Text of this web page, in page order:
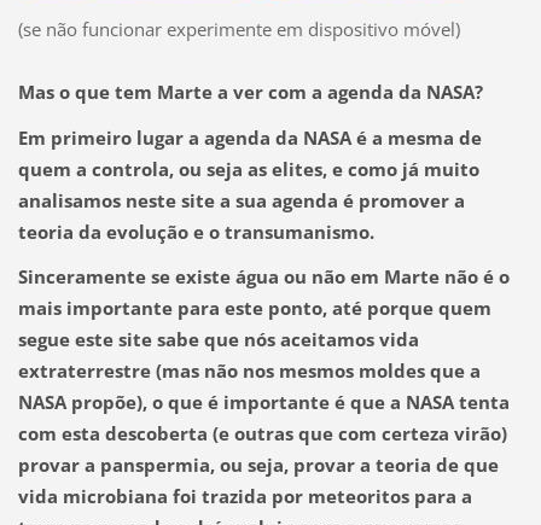
(se não funcionar experimente em dispositivo móvel)
Mas o que tem Marte a ver com a agenda da NASA?
Em primeiro lugar a agenda da NASA é a mesma de
quem a controla, ou seja as elites, e como já muito
analisamos neste site a sua agenda é promover a
teoria da evolução e o transumanismo.
Sinceramente se existe água ou não em Marte não é o
mais importante para este ponto, até porque quem
segue este site sabe que nós aceitamos vida
extraterrestre (mas não nos mesmos moldes que a
NASA propõe), o que é importante é que a NASA tenta
com esta descoberta (e outras que com certeza virão)
provar a panspermia, ou seja, provar a teoria de que
vida microbiana foi trazida por meteoritos para a